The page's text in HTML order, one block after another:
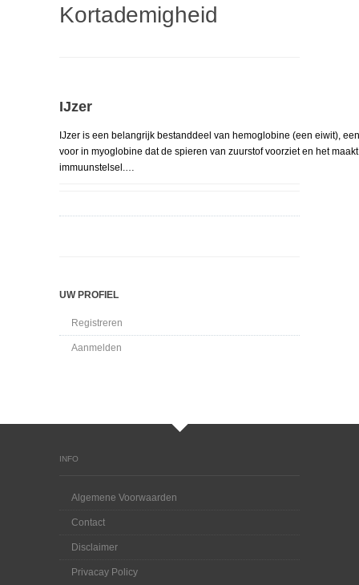
Kortademigheid
IJzer
IJzer is een belangrijk bestanddeel van hemoglobine (een eiwit),
voor in myoglobine dat de spieren van zuurstof voorziet en het
immuunstelsel.…
UW PROFIEL
Registreren
Aanmelden
INFO
Algemene Voorwaarden
Contact
Disclaimer
Privacay Policy